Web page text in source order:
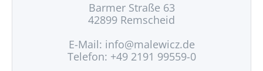
Barmer Straße 63
42899 Remscheid
E-Mail: info@malewicz.de
Telefon: +49 2191 99559-0